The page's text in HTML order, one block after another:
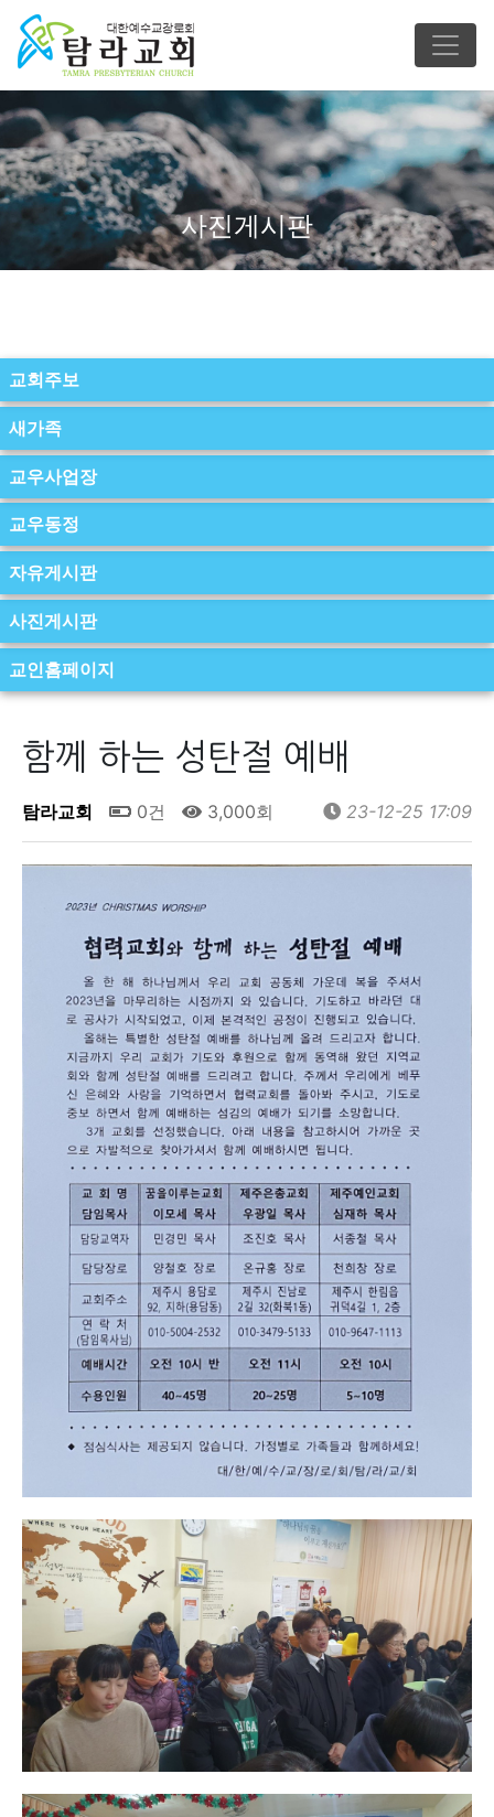
사진게시판
교회주보
새가족
교우사업장
교우동정
자유게시판
사진게시판
교인홈페이지
함께 하는 성탄절 예배
탐라교회 0건 3,000회 23-12-25 17:09